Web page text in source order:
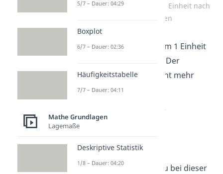
Normalparabel wurde um 1 Einheit nach
unten verschoben
Hier wurde die Parabel um 1 Einheit
! Der
Scheitelpunkt ist also nicht mehr
(0|0), sondern (0|-1).
Das siehst du auch in der
Funktionsgleichung:
Andersherum würdest du bei dieser
5/7 – Dauer: 04:29
Boxplot
6/7 – Dauer: 02:36
Häufigkeitstabelle
7/7 – Dauer: 04:11
Mathe Grundlagen
Lagemaße
Deskriptive Statistik
1/8 – Dauer: 04:20